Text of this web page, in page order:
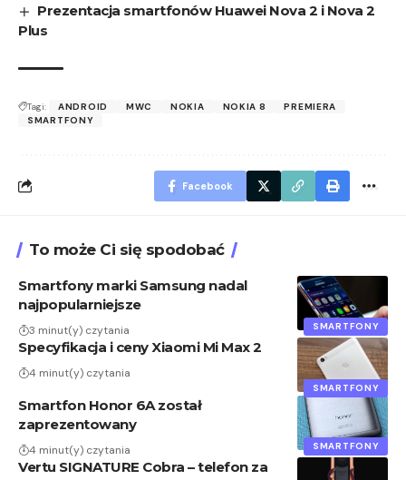
Prezentacja smartfonów Huawei Nova 2 i Nova 2
Plus
Tagi: ANDROID MWC NOKIA NOKIA 8
PREMIERA
SMARTFONY
Facebook
To może Ci się spodobać
SMARTFONY
Smartfony marki Samsung nadal
najpopularniejsze
3 minut(y) czytania
SMARTFONY
Specyfikacja i ceny Xiaomi Mi Max 2
4 minut(y) czytania
SMARTFONY
Smartfon Honor 6A został
zaprezentowany
4 minut(y) czytania
Vertu SIGNATURE Cobra – telefon za